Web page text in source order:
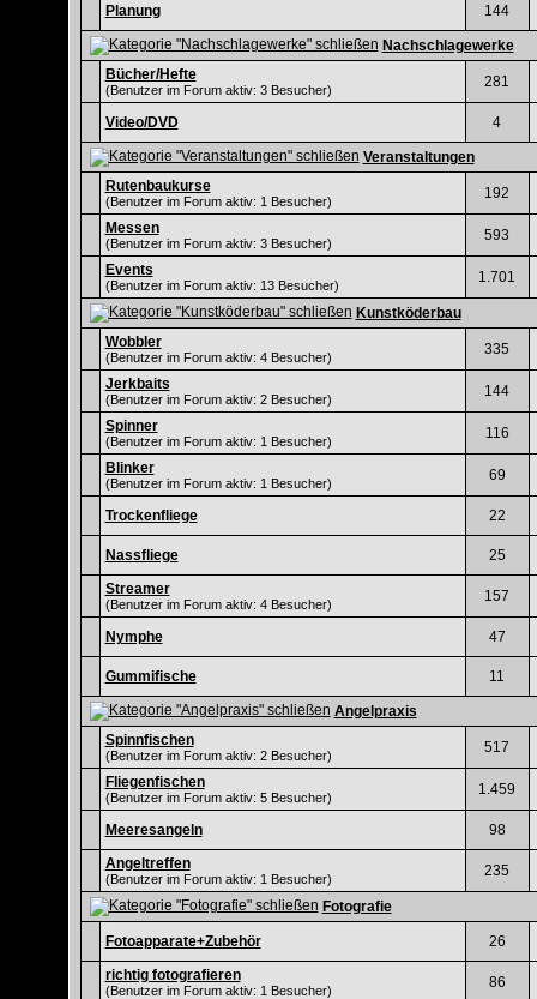
Planung 144
Nachschlagewerke
Bücher/Hefte
(Benutzer im Forum aktiv: 3 Besucher) 281
Video/DVD 4
Veranstaltungen
Rutenbaukurse
(Benutzer im Forum aktiv: 1 Besucher) 192
Messen
(Benutzer im Forum aktiv: 3 Besucher) 593
Events
(Benutzer im Forum aktiv: 13 Besucher) 1.701
Kunstköderbau
Wobbler
(Benutzer im Forum aktiv: 4 Besucher) 335
Jerkbaits
(Benutzer im Forum aktiv: 2 Besucher) 144
Spinner
(Benutzer im Forum aktiv: 1 Besucher) 116
Blinker
(Benutzer im Forum aktiv: 1 Besucher) 69
Trockenfliege 22
Nassfliege
25
Streamer
(Benutzer im Forum aktiv: 4 Besucher) 157
Nymphe 47
Gummifische 11
Angelpraxis
Spinnfischen
(Benutzer im Forum aktiv: 2 Besucher) 517
Fliegenfischen
(Benutzer im Forum aktiv: 5 Besucher) 1.459
Meeresangeln
98
Angeltreffen
(Benutzer im Forum aktiv: 1 Besucher) 235
Fotografie
Fotoapparate+Zubehör
26
richtig fotografieren
(Benutzer im Forum aktiv: 1 Besucher) 86